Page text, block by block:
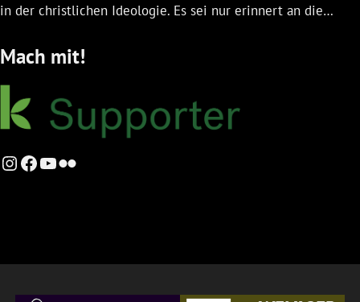
in der christlichen Ideologie. Es sei nur erinnert an die…
Mach mit!
Instagram
Facebook
YouTube
Flickr